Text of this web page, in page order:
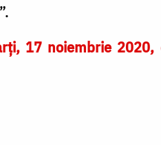
17 noiembrie 2020,